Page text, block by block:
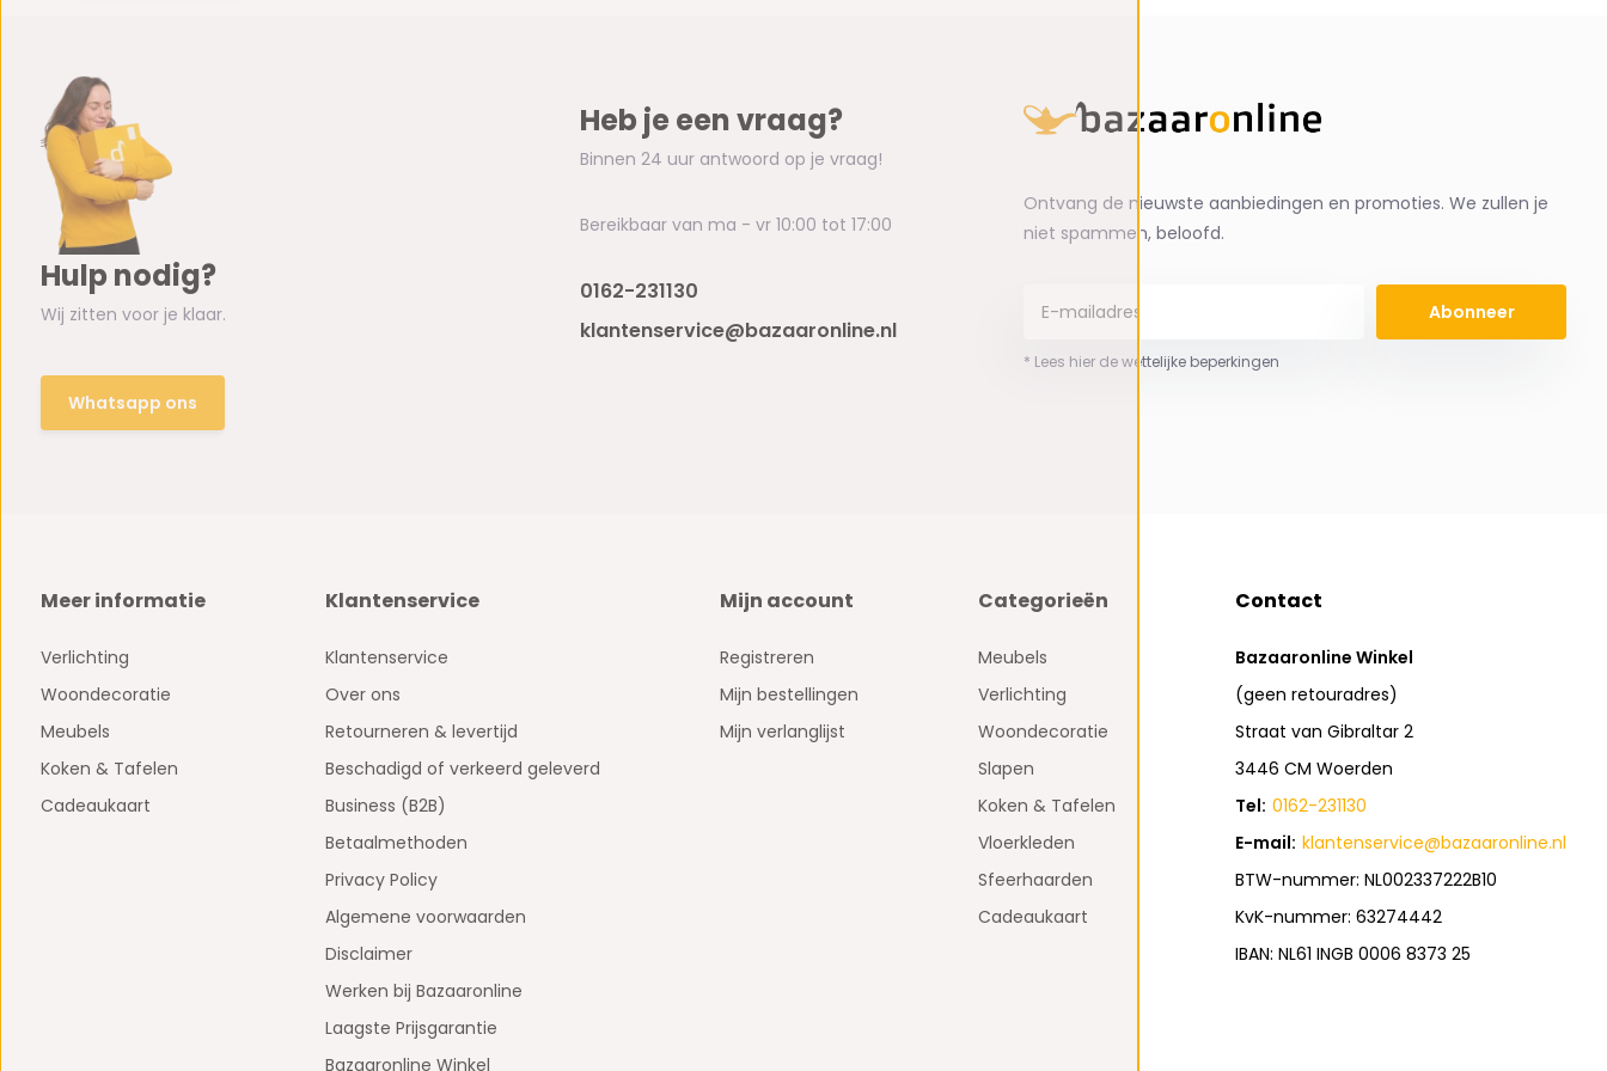
Hulp nodig?
Wij zitten voor je klaar.
Whatsapp ons
Heb je een vraag?
Binnen 24 uur antwoord op je vraag!
Bereikbaar van ma - vr 10:00 tot 17:00
0162-231130
klantenservice@bazaaronline.nl
Ontvang de nieuwste aanbiedingen en promoties. We zullen je
niet spammen, beloofd.
Abonneer
* Lees hier de wettelijke beperkingen
Meer informatie
Verlichting
Woondecoratie
Meubels
Koken & Tafelen
Cadeaukaart
Klantenservice
Klantenservice
Over ons
Retourneren & levertijd
Beschadigd of verkeerd geleverd
Business (B2B)
Betaalmethoden
Privacy Policy
Algemene voorwaarden
Disclaimer
Werken bij Bazaaronline
Laagste Prijsgarantie
Bazaaronline Winkel
Mijn account
Registreren
Mijn bestellingen
Mijn verlanglijst
Categorieën
Meubels
Verlichting
Woondecoratie
Slapen
Koken & Tafelen
Vloerkleden
Sfeerhaarden
Cadeaukaart
Contact
Bazaaronline Winkel
(geen retouradres)
Straat van Gibraltar 2
3446 CM Woerden
Tel: 0162-231130
E-mail: klantenservice@bazaaronline.nl
BTW-nummer: NL002337222B10
KvK-nummer: 63274442
IBAN: NL61 INGB 0006 8373 25